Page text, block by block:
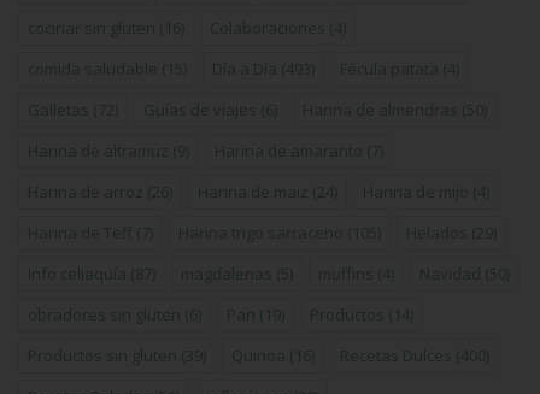
cocinar sin gluten (16) Colaboraciones (4)
comida saludable (15) Día a Día (493) Fécula patata (4)
Galletas (72) Guías de viajes (6) Harina de almendras (50)
Harina de altramuz (9) Harina de amaranto (7)
Harina de arroz (26) Harina de maiz (24) Harina de mijo (4)
Harina de Teff (7) Harina trigo sarraceno (105) Helados (29)
Info celiaquía (87) magdalenas (5) muffins (4) Navidad (50)
obradores sin gluten (6) Pan (19) Productos (14)
Productos sin gluten (39) Quinoa (16) Recetas Dulces (400)